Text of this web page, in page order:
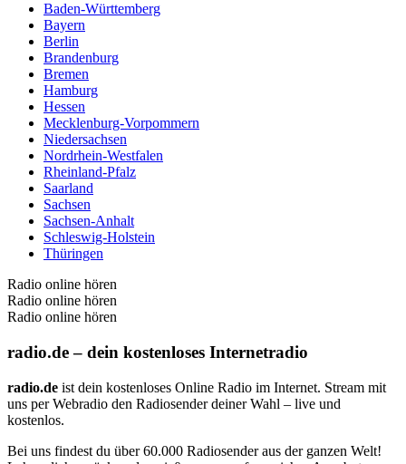
Baden-Württemberg
Bayern
Berlin
Brandenburg
Bremen
Hamburg
Hessen
Mecklenburg-Vorpommern
Niedersachsen
Nordrhein-Westfalen
Rheinland-Pfalz
Saarland
Sachsen
Sachsen-Anhalt
Schleswig-Holstein
Thüringen
Radio online hören
Radio online hören
Radio online hören
radio.de – dein kostenloses Internetradio
radio.de ist dein kostenloses Online Radio im Internet. Stream mit
uns per Webradio den Radiosender deiner Wahl – live und
kostenlos.
Bei uns findest du über 60.000 Radiosender aus der ganzen Welt!